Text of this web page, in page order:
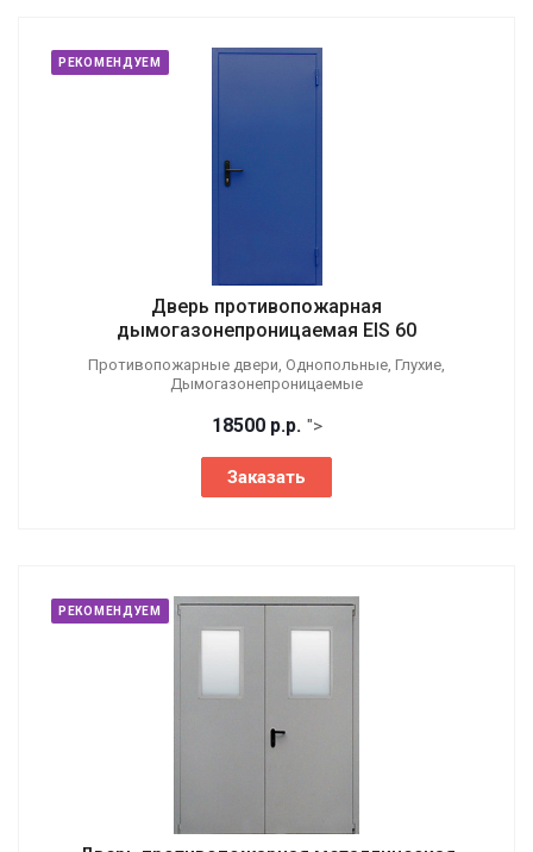
РЕКОМЕНДУЕМ
Дверь противопожарная
дымогазонепроницаемая EIS 60
Противопожарные двери, Однопольные, Глухие,
Дымогазонепроницаемые
18500 р.р. ">
Заказать
РЕКОМЕНДУЕМ